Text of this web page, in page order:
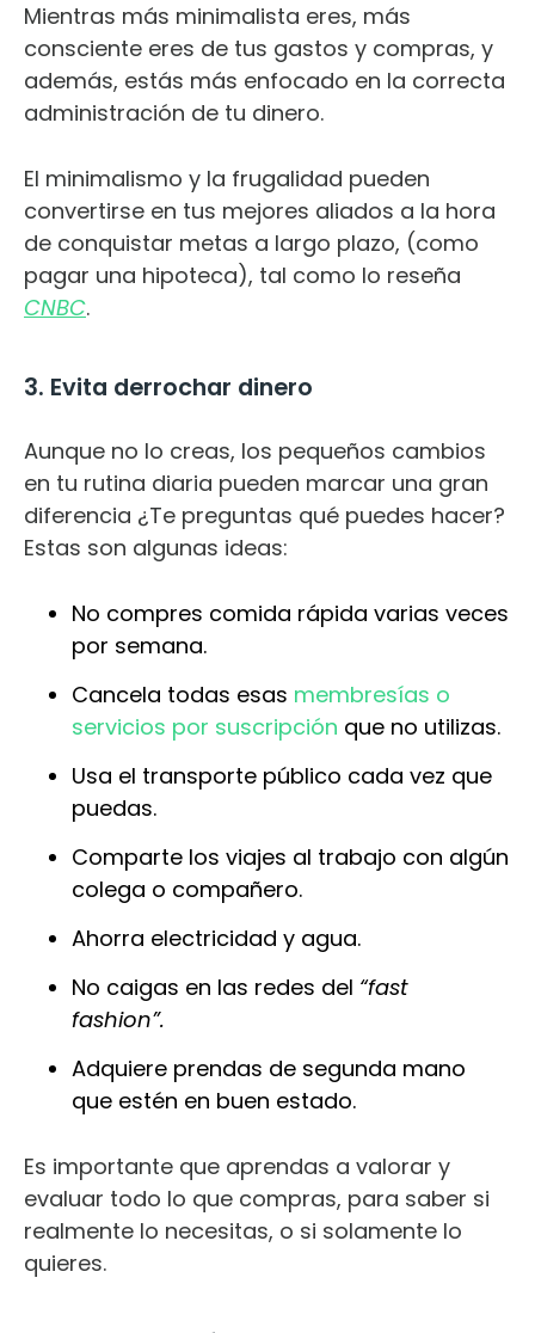
Mientras más minimalista eres, más
consciente eres de tus gastos y compras, y
además, estás más enfocado en la correcta
administración de tu dinero.
El minimalismo y la frugalidad pueden
convertirse en tus mejores aliados a la hora
de conquistar metas a largo plazo, (como
pagar una hipoteca), tal como lo reseña
CNBC.
3. Evita derrochar dinero
Aunque no lo creas, los pequeños cambios
en tu rutina diaria pueden marcar una gran
diferencia ¿Te preguntas qué puedes hacer?
Estas son algunas ideas:
No compres comida rápida varias veces
por semana.
Cancela todas esas membresías o
servicios por suscripción que no utilizas.
Usa el transporte público cada vez que
puedas.
Comparte los viajes al trabajo con algún
colega o compañero.
Ahorra electricidad y agua.
No caigas en las redes del “fast
fashion”.
Adquiere prendas de segunda mano
que estén en buen estado.
Es importante que aprendas a valorar y
evaluar todo lo que compras, para saber si
realmente lo necesitas, o si solamente lo
quieres.